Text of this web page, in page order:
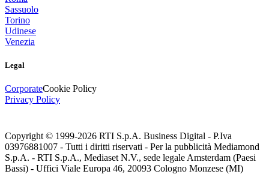
Sassuolo
Torino
Udinese
Venezia
Legal
CorporateCookie Policy
Privacy Policy
Copyright © 1999-2026 RTI S.p.A. Business Digital - P.Iva
03976881007 - Tutti i diritti riservati - Per la pubblicità Mediamond
S.p.A. - RTI S.p.A., Mediaset N.V., sede legale Amsterdam (Paesi
Bassi) - Uffici Viale Europa 46, 20093 Cologno Monzese (MI)